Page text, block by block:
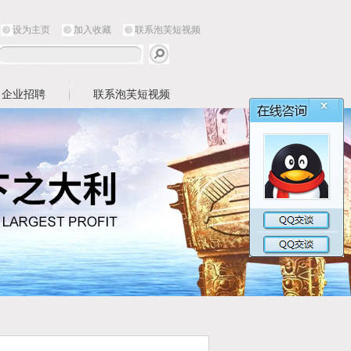
设为主页 加入收藏 联系泡芙短视频
企业招聘 联系泡芙短视频